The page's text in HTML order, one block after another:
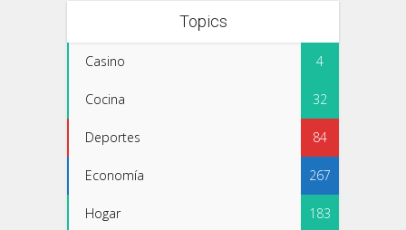
Topics
Casino 4
Cocina 32
Deportes 84
Economía 267
Hogar 183